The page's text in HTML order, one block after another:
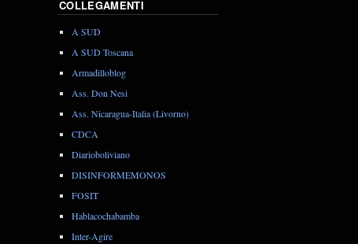
COLLEGAMENTI
A SUD
A SUD Toscana
Armadilloblog
Ass. Don Nesi
Ass. Nicaragua-Italia (Livorno)
CDCA
Diarioboliviano
DISINFORMEMONOS
FOSIT
Hablacochabamba
Inter-Agire